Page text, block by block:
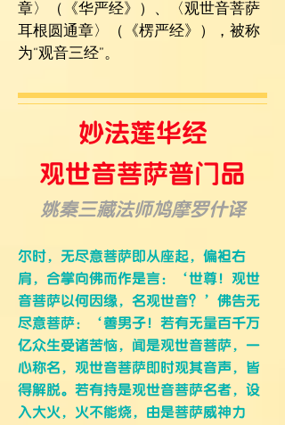
章〉（《华严经》）、〈观世音菩萨
耳根圆通章〉（《楞严经》），被称
为“观音三经”。
妙法莲华经
观世音菩萨普门品
姚秦三藏法师鸠摩罗什译
尔时，无尽意菩萨即从座起，偏袒右
肩，合掌向佛而作是言：‘世尊！观世
音菩萨以何因缘，名观世音？’佛告无
尽意菩萨：‘善男子！若有无量百千万
亿众生受诸苦恼，闻是观世音菩萨，一
心称名，观世音菩萨即时观其音声，皆
得解脱。若有持是观世音菩萨名者，设
入大火，火不能烧，由是菩萨威神力